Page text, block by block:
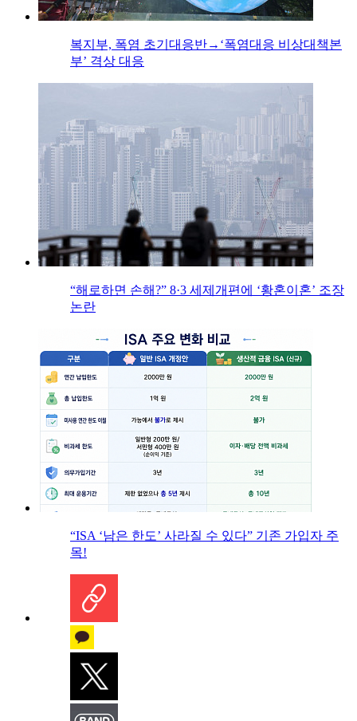
복지부, 폭염 초기대응반→‘폭염대응 비상대책본
부’ 격상 대응
“해로하면 손해?” 8·3 세제개편에 ‘황혼이혼’ 조장
논란
“ISA ‘남은 한도’ 사라질 수 있다” 기존 가입자 주
목!